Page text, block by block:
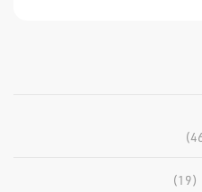
(19)